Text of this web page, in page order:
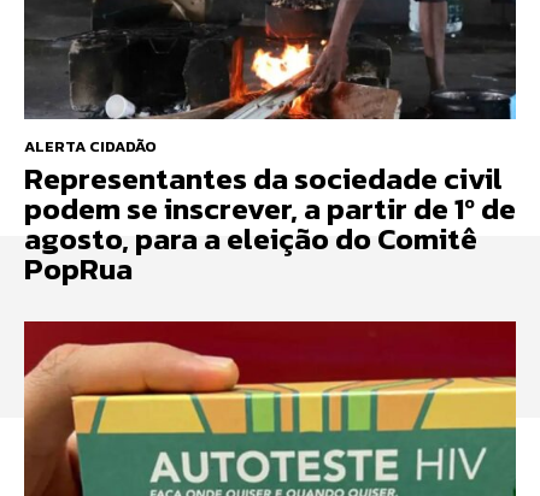
ALERTA CIDADÃO
Representantes da sociedade civil
podem se inscrever, a partir de 1º de
agosto, para a eleição do Comitê
PopRua